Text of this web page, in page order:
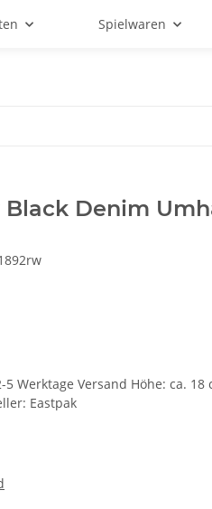
Spielwaren
Black Denim
Werktage Versand Höhe: ca. 18
Eastpak